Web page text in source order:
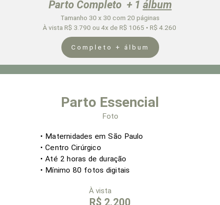
Parto Completo + 1 álbum
Tamanho 30 x 30 com 20 páginas
À vista R$ 3.790 ou 4x de R$ 1065 • R$ 4.260
Completo + álbum
Parto Essencial
Foto
• Maternidades em São Paulo
• Centro Cirúrgico
• Até 2 horas de duração
• Mínimo 80 fotos digitais
À vista
R$ 2.200